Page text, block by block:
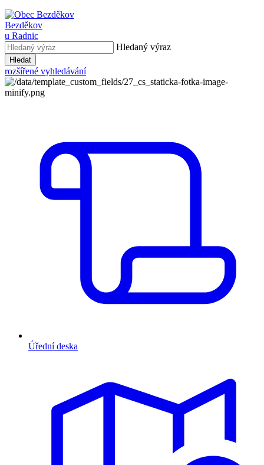
Bezděkov
u Radnic
Hledaný výraz
Hledat
rozšířené vyhledávání
Úřední deska